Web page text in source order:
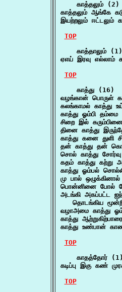
    காத்தலும் (2)
காத்தலும் ஆங்கே
இயற்றலும் ஈட்டலும்
TOP
    காத்தாலும் (1)
ஏஎய் இரவு எல்லாம்
TOP
    காத்து (16)
வழங்கான் பொருள்
கலங்காமல் காத்து
காத்து ஓம்பி
சிறை இல்
தினை காத்து
காத்து கனை துளி
தன் காத்து தன்
சொல் காத்து
கதம் காத்து கற்று
காத்து ஓம்பல்
மு பால்
பொன்னினை போல்
அடங்கி அகப்பட்ட
தொடங்கிய
வழாஅமை காத்து
காத்து
காத்து உண்பான்
TOP
காதத்தோர்
கடிப்பு இகு கண்
TOP